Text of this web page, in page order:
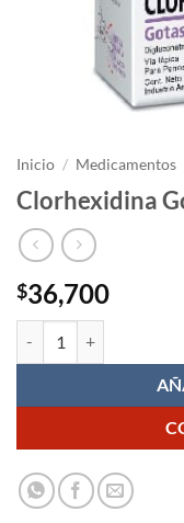
Inicio / Medicamentos
Clorhexidina
$36,700